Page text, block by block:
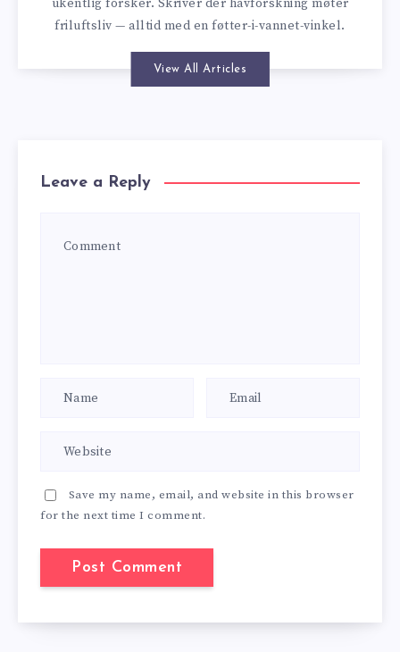
ukentlig forsker. Skriver der havforskning møter
friluftsliv — alltid med en føtter-i-vannet-vinkel.
View All Articles
Leave a Reply
Save my name, email, and website in this browser
for the next time I comment.